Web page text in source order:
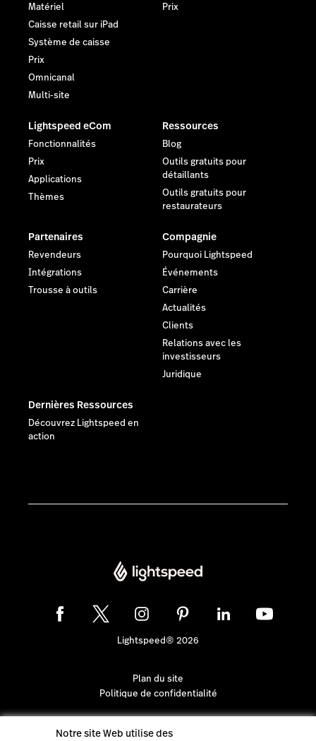
Matériel
Caisse retail sur iPad
Système de caisse
Prix
Omnicanal
Multi-site
Prix
Lightspeed eCom
Fonctionnalités
Prix
Applications
Thèmes
Ressources
Blog
Outils gratuits pour
détaillants
Outils gratuits pour
restaurateurs
Partenaires
Revendeurs
Intégrations
Trousse à outils
Compagnie
Pourquoi Lightspeed
Événements
Carrière
Actualités
Clients
Relations avec les
investisseurs
Juridique
Dernières Ressources
Découvrez Lightspeed en
action
Lightspeed® 2026
Plan du site
Politique de confidentialité
Notre site Web utilise des